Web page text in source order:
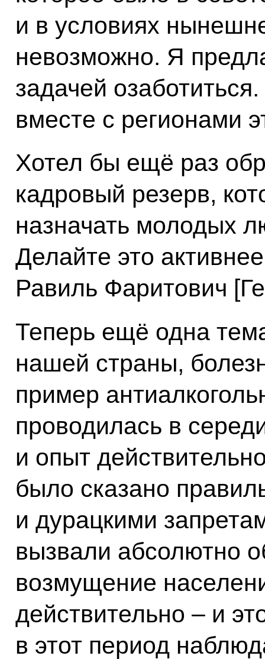
и в условиях
невозможно. Я
задачей
вместе с регионами
Хотел бы ещё раз
кадровый резерв,
назначать молодых
Делайте это
Равиль Фаритович
Теперь ещё одна
нашей страны,
пример
проводилась в
и опыт
было сказано
и дурацкими
вызвали абсолютно
возмущение
действительно – и
в этот период